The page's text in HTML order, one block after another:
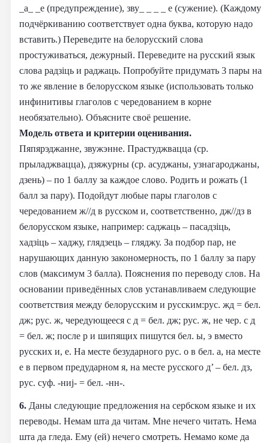
_а_ _е (предупреждение), зву_ _ _ _ е (сужение). (Каждому
подчёркиванию соответствует одна буква, которую надо
вставить.) Переведите на белорусский слова
простуживаться, дежурный. Переведите на русский язык
слова радзiць и раджаць. Попробуйте придумать 3 пары на
то же явление в белорусском языке (использовать только
инфинитивы глаголов с чередованием в корне
необязательно). Объясните своё решение.
Модель ответа и критерии оценивания.
Пяпярэджанне, звужэнне. Прастуджвацца (ср.
прыладжвацца), дзяжурны (ср. асуджаны, узнагароджаны,
дзень) – по 1 баллу за каждое слово. Родить и рожать (1
балл за пару). Подойдут любые пары глаголов с
чередованием ж//д в русском и, соответственно, дж//дз в
белорусском языке, например: саджаць – пасадзiць,
хадзiць – хаджу, глядзець – гляджу. За подбор пар, не
нарушающих данную закономерность, по 1 баллу за пару
слов (максимум 3 балла). Пояснения по переводу слов. На
основании приведённых слов устанавливаем следующие
соответствия между белорусским и русским:рус. жд = бел.
дж; рус. ж, чередующееся с д = бел. дж; рус. ж, не чер. с д
= бел. ж; после р и шипящих пишутся бел. ы, э вместо
русских и, е. На месте безударного рус. о в бел. а, на месте
е в первом предударном я, на месте русского д’ – бел. дз,
рус. суф. -ниj- = бел. -нн-.
6. Даны следующие предложения на сербском языке и их
переводы. Немам шта да читам. Мне нечего читать. Нема
шта да гледа. Ему (ей) нечего смотреть. Немамо коме да